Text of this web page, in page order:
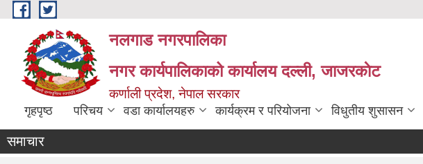
Skip to main content
नलगाड नगरपालिका
नगर कार्यपालिकाको कार्यालय दल्ली, जाजरकाेट
कर्णाली प्रदेश, नेपाल सरकार
गृहपृष्ठ परिचय वडा कार्यालयहरु कार्यक्रम र परियोजना विधुतीय शुसासन
समाचार